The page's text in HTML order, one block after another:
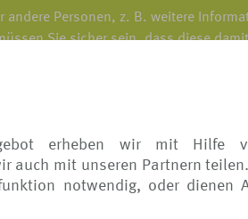
erheben wir mit Hilfe
auch mit unseren Partnern
notwendig, oder dienen
Personen, z. B. weitere
Sie sicher sein, dass diese
wissen, wie ihre
auf vielfältige Weise.
Account oder Ihre Buchung